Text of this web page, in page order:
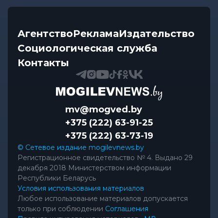
АгентствоРекламаИздательство
Социологическая служба
Контакты
mv@mogved.by
+375 (222) 63-91-25
+375 (222) 63-73-19
© Сетевое издание mogilevnews.by
Регистрационное свидетельство № 4. Выдано 29
декабря 2018 Министерством информации
Республики Беларусь
Условия использования материалов
Любое использование материалов допускается
только при соблюдении Соглашения